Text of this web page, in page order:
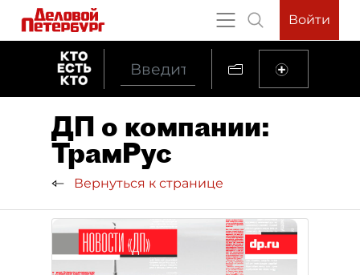
Войти
ДП о компании:
ТрамРус
Вернуться к странице